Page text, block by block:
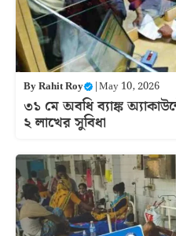
ByRahit Roy |May 10, 2026
৩১ মে অবধি ব্যাঙ্ক
২ লাখের সুবিধা